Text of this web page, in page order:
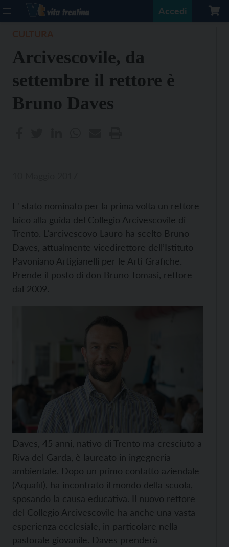
Accedi
Arcivescovile, da
settembre il rettore è
Bruno Daves
E' stato nominato per la prima volta un rettore
laico alla guida del Collegio Arcivescovile di
Trento. L’arcivescovo Lauro ha scelto Bruno
Daves, attualmente vicedirettore dell’Istituto
Pavoniano Artigianelli per le Arti Grafiche.
Prende il posto di don Bruno Tomasi, rettore
dal 2009.
Daves, 45 anni, nativo di Trento ma cresciuto a
Riva del Garda, è laureato in ingegneria
ambientale. Dopo un primo contatto aziendale
(Aquafil), ha incontrato il mondo della scuola,
sposando la causa educativa. Il nuovo rettore
del Collegio Arcivescovile ha anche una vasta
esperienza ecclesiale, in particolare nella
pastorale giovanile. Daves prenderà